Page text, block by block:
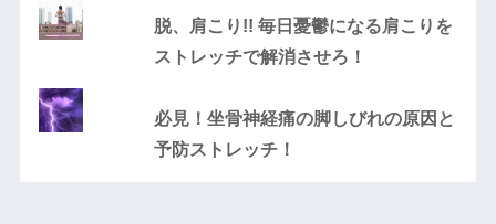
脱、肩こり!! 毎日憂鬱になる肩こりを
ストレッチで解消させろ！
必見！坐骨神経痛の脚しびれの原因と
予防ストレッチ！